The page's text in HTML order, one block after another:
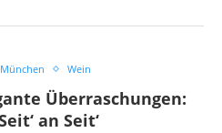
Wein
Überraschungen:
an Seit‘